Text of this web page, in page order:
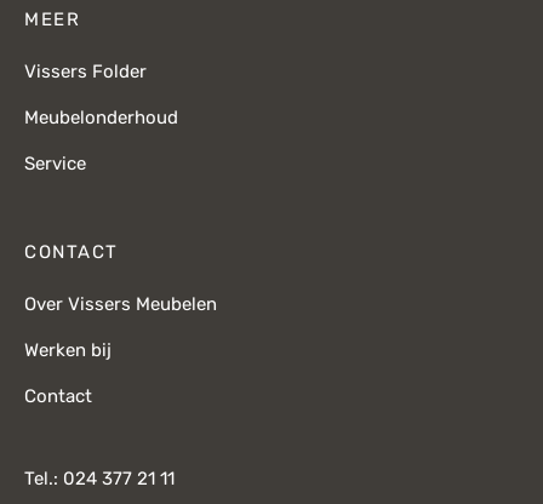
MEER
Vissers Folder
Meubelonderhoud
Service
CONTACT
Over Vissers Meubelen
Werken bij
Contact
Tel.: 024 377 21 11